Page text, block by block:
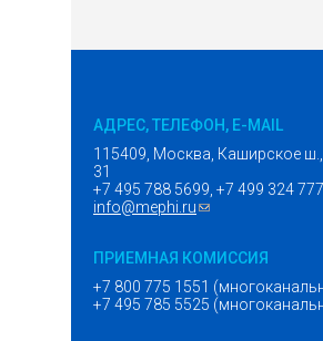
АДРЕС, ТЕЛЕФОН, E-MAIL
115409, Москва, Каширское ш.,
31
+7 495 788 5699, +7 499 324
info@mephi.ru(ссылка для
ПРИЕМНАЯ КОМИССИЯ
+7 800 775 1551
+7 495 785 5525